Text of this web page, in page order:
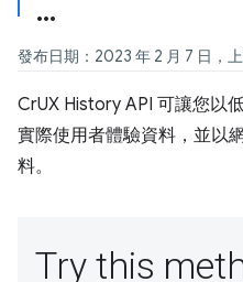
發布日期：2023 年 2 月 7 日，
CrUX History API 可讓您以
實際使用者體驗資料，並以
料。